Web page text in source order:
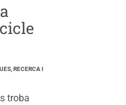
RECERCA I
troba